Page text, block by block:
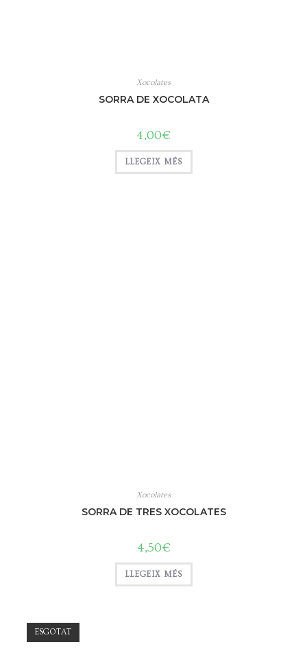
Xocolates
SORRA DE XOCOLATA
4,00€
LLEGEIX MÉS
Xocolates
SORRA DE TRES XOCOLATES
4,50€
LLEGEIX MÉS
ESGOTAT